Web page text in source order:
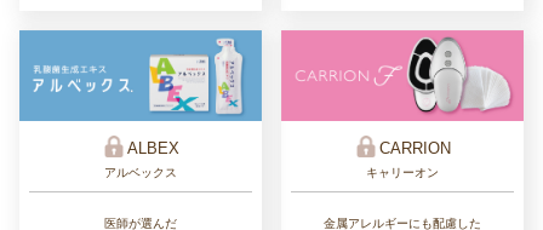
ALBEX
アルベックス
医師が選んだ
CARRION
キャリーオン
金属アレルギーにも配慮した